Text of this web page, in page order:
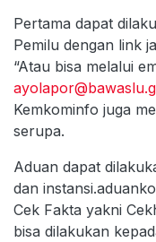
Pertama dapat
Pemilu dengan link
“Atau bisa melalui
Kemkominfo juga
serupa.
Aduan dapat
dan
Cek Fakta yakni
bisa dilakukan